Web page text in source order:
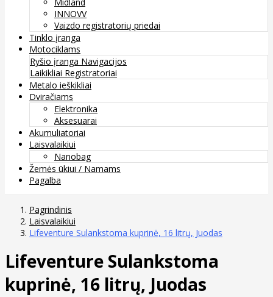
INNOVV
Vaizdo registratorių priedai
Tinklo įranga
Motociklams
Ryšio įranga Navigacijos
Laikikliai Registratoriai
Metalo ieškikliai
Dviračiams
Elektronika
Aksesuarai
Akumuliatoriai
Laisvalaikiui
Nanobag
Žemės ūkiui / Namams
Pagalba
Pagrindinis
Laisvalaikiui
Lifeventure Sulankstoma kuprinė, 16 litrų, Juodas
Lifeventure Sulankstoma
kuprinė, 16 litrų, Juodas